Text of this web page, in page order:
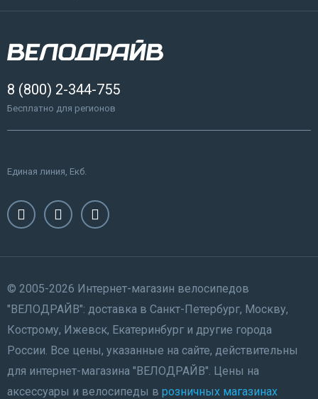
8 (800) 2-344-755
Бесплатно для регионов
Единая линия, Екб.
© 2005-2026 Интернет-магазин велосипедов
"ВЕЛОДРАЙВ": доставка в Санкт-Петербург, Москву,
Кострому, Ижевск, Екатеринбург и другие города
России. Все цены, указанные на сайте, действительны
для интернет-магазина "ВЕЛОДРАЙВ". Цены на
аксессуары и велосипеды в розничных магазинах